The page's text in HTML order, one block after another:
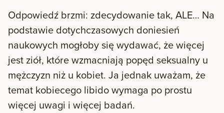
Odpowiedź brzmi: zdecydowanie tak, ALE… Na
podstawie dotychczasowych doniesień
naukowych mogłoby się wydawać, że więcej
jest ziół, które wzmacniają popęd seksualny u
mężczyzn niż u kobiet. Ja jednak uważam, że
temat kobiecego libido wymaga po prostu
więcej uwagi i więcej badań.